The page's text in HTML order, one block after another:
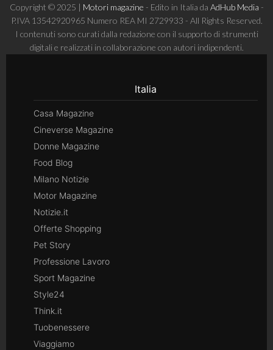
Copyright © 2025 | Motori magazine - Edito in Italia da AdHub Media -
P.IVA 13542920965 Numero REA MI 2729933 - All Rights Reserved.
I contenuti sono curati dalla redazione con il supporto di strumenti
digitali e realizzati in collaborazione con autori indipendenti.
Italia
Casa Magazine
Cineverse Magazine
Donne Magazine
Food Blog
Milano Notizie
Motor Magazine
Notizie.it
Offerte Shopping
Pet Story
Professione Lavoro
Sport Magazine
Style24
Think.it
Tuobenessere
Viaggiamo